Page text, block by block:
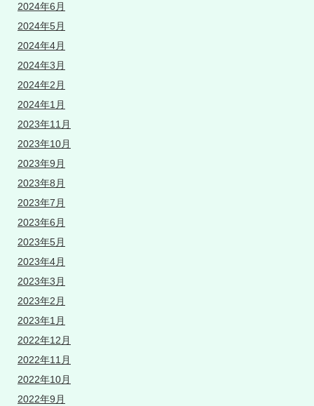
2024年6月
2024年5月
2024年4月
2024年3月
2024年2月
2024年1月
2023年11月
2023年10月
2023年9月
2023年8月
2023年7月
2023年6月
2023年5月
2023年4月
2023年3月
2023年2月
2023年1月
2022年12月
2022年11月
2022年10月
2022年9月